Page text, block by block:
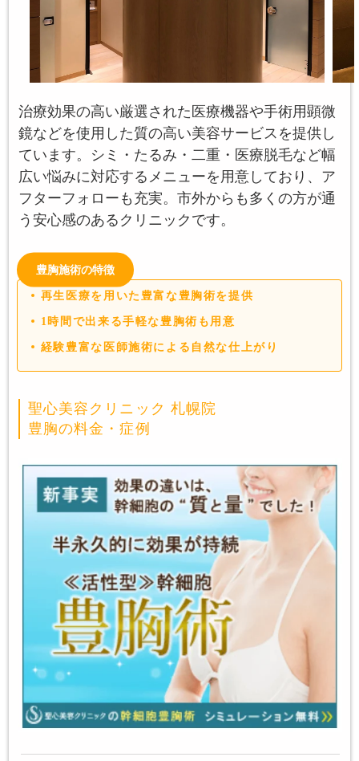
治療効果の高い厳選された医療機器や手術用顕微
鏡などを使用した質の高い美容サービスを提供し
ています。シミ・たるみ・二重・医療脱毛など幅
広い悩みに対応するメニューを用意しており、ア
フターフォローも充実。市外からも多くの方が通
う安心感のあるクリニックです。
豊胸施術の特徴
再生医療を用いた豊富な豊胸術を提供
1時間で出来る手軽な豊胸術も用意
経験豊富な医師施術による自然な仕上がり
聖心美容クリニック 札幌院
豊胸の料金・症例